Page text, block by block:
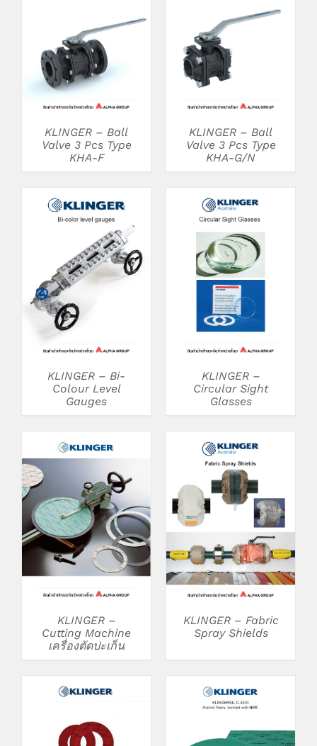
DETAILS
KLINGER – Ball
Valve 3 Pcs Type
KHA-F
DETAILS
KLINGER – Ball
Valve 3 Pcs Type
KHA-G/N
DETAILS
KLINGER – Bi-
Colour Level
Gauges
DETAILS
KLINGER –
Circular Sight
Glasses
DETAILS
KLINGER –
Cutting Machine
เครื่องตัดปะเก็น
KLINGER – Fabric
Spray Shields